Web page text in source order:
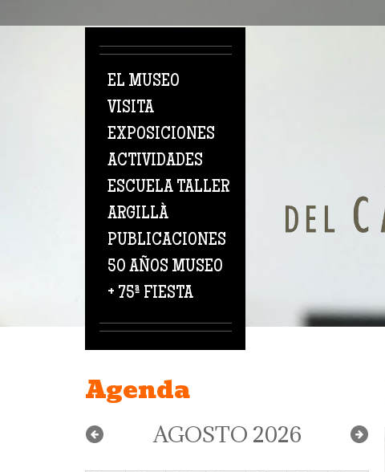
EL MUSEO
VISITA
EXPOSICIONES
ACTIVIDADES
ESCUELA TALLER
ARGILLÀ
PUBLICACIONES
50 AÑOS MUSEO
+ 75ª FIESTA
Agenda
AGOSTO 2026